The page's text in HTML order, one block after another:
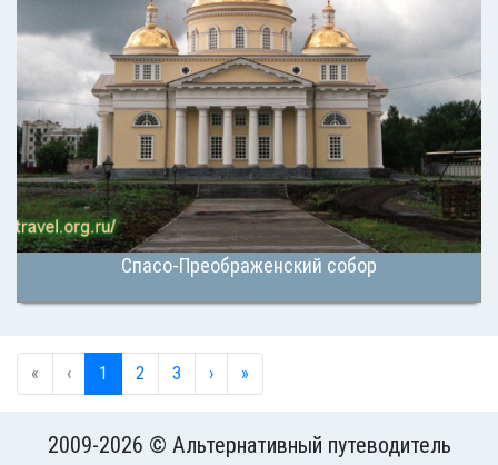
Спасо-Преображенский собор
« ‹ 1 2 3 › »
2009-2026 © Альтернативный путеводитель